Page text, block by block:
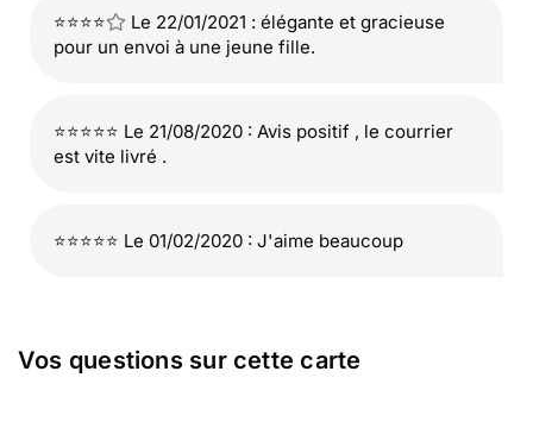
⭐⭐⭐⭐
Le 22/01/2021 : élégante et gracieuse
pour un envoi à une jeune fille.
⭐⭐⭐⭐⭐ Le 21/08/2020 : Avis positif , le courrier
est vite livré .
⭐⭐⭐⭐⭐ Le 01/02/2020 : J'aime beaucoup
Vos questions sur cette carte